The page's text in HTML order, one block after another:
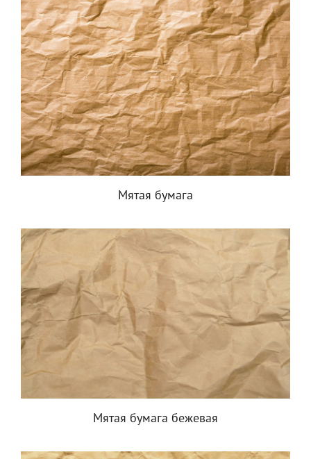
Мятая бумага
Мятая бумага бежевая